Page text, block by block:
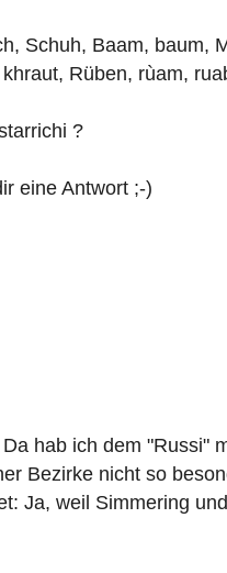
Schuh, Baam,
Rüben, rùam,
?
eine Antwort ;-)
hab ich dem "Russi"
Bezirke nicht so
Ja, weil Simmering